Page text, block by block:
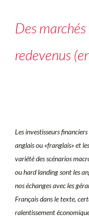
Des
redevenus
Les investisseurs
anglais ou «franglais» et
variété des scénarios
ou hard landing sont les
nos échanges avec les
Français dans le texte,
ralentissement